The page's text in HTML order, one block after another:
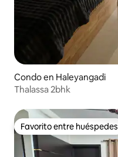
Condo en Haleyangadi
Thalassa 2bhk
Favorito entre huéspedes
Favorito entre huéspedes